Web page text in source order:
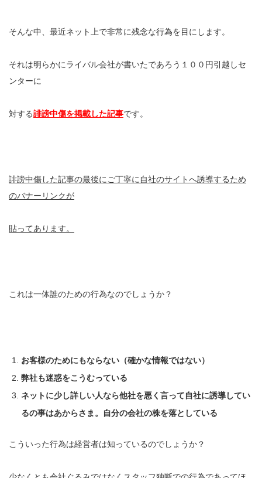
そんな中、最近ネット上で非常に残念な行為を目にします。
それは明らかにライバル会社が書いたであろう１００円引越しセ
ンターに
対する誹謗中傷を掲載した記事です。
誹謗中傷した記事の最後にご丁寧に自社のサイトへ誘導するため
のバナーリンクが
貼ってあります。
これは一体誰のための行為なのでしょうか？
お客様のためにもならない（確かな情報ではない）
弊社も迷惑をこうむっている
ネットに少し詳しい人なら他社を悪く言って自社に誘導してい
るの事はあからさま。自分の会社の株を落としている
こういった行為は経営者は知っているのでしょうか？